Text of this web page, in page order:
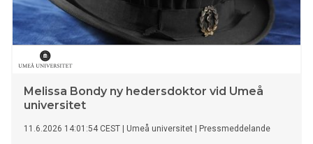
Melissa Bondy ny hedersdoktor vid Umeå
universitet
11.6.2026 14:01:54 CEST Umeå universitet Pressmeddelande